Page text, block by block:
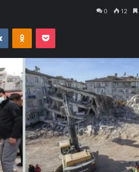
0 12
VKontakteOdnoklassniki
Pocket